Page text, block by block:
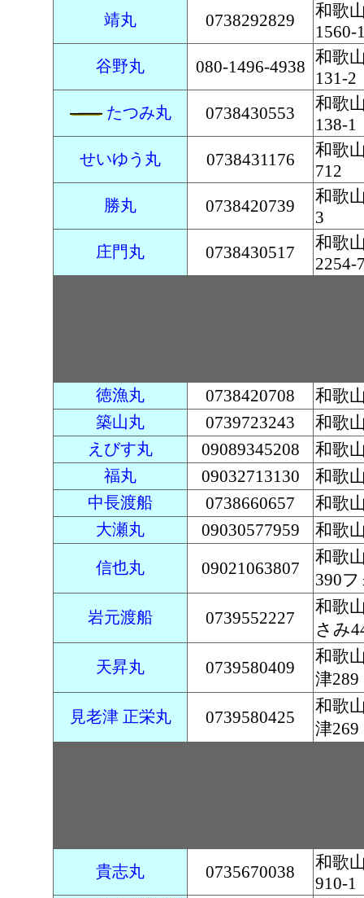
靖丸 0738292829
和歌
1560-
谷野丸 080-1496-4938
和歌
131-2
たつみ丸 0738430553
和歌
138-1
せいゆう丸 0738431176
和歌
712
勝丸 0738420739
和歌
3
庄門丸 0738430517
和歌
2254-
徳漁丸 0738420708 和歌
築山丸 0739723243 和歌
えびす丸 09089345208 和歌
福丸 09032713130 和歌
中長渡船 0738660657 和歌
大瀬丸 09030577959 和歌
信也丸 09021063807
和歌
390
岩元渡船 0739552227
和歌
さみ
天昇丸 0739580409
和歌
津289
見老津 正栄丸 0739580425
和歌
津269
貴志丸 0735670038
和歌
910-1